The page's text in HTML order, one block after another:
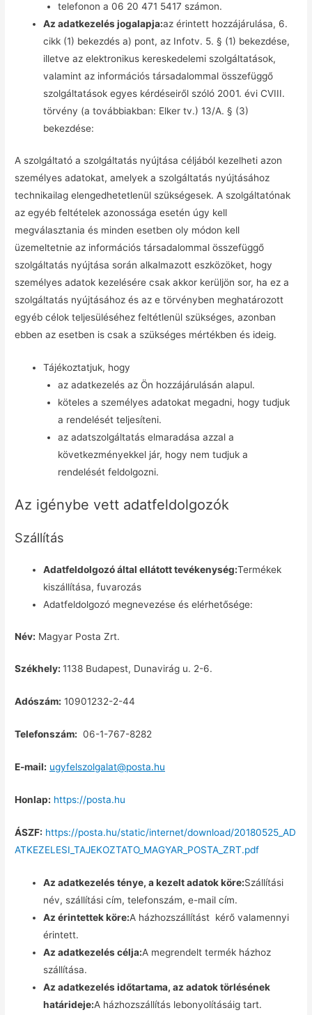
telefonon a 06 20 471 5417 számon.
Az adatkezelés jogalapja:az érintett hozzájárulása, 6.
cikk (1) bekezdés a) pont, az Infotv. 5. § (1) bekezdése,
illetve az elektronikus kereskedelemi szolgáltatások,
valamint az információs társadalommal összefüggő
szolgáltatások egyes kérdéseiről szóló 2001. évi CVIII.
törvény (a továbbiakban: Elker tv.) 13/A. § (3)
bekezdése:
A szolgáltató a szolgáltatás nyújtása céljából kezelheti azon
személyes adatokat, amelyek a szolgáltatás nyújtásához
technikailag elengedhetetlenül szükségesek. A szolgáltatónak
az egyéb feltételek azonossága esetén úgy kell
megválasztania és minden esetben oly módon kell
üzemeltetnie az információs társadalommal összefüggő
szolgáltatás nyújtása során alkalmazott eszközöket, hogy
személyes adatok kezelésére csak akkor kerüljön sor, ha ez a
szolgáltatás nyújtásához és az e törvényben meghatározott
egyéb célok teljesüléséhez feltétlenül szükséges, azonban
ebben az esetben is csak a szükséges mértékben és ideig.
Tájékoztatjuk, hogy
az adatkezelés az Ön hozzájárulásán alapul.
köteles a személyes adatokat megadni, hogy tudjuk
a rendelését teljesíteni.
az adatszolgáltatás elmaradása azzal a
következményekkel jár, hogy nem tudjuk a
rendelését feldolgozni.
Az igénybe vett adatfeldolgozók
Szállítás
Adatfeldolgozó által ellátott tevékenység:Termékek
kiszállítása, fuvarozás
Adatfeldolgozó megnevezése és elérhetősége:
Név: Magyar Posta Zrt.
Székhely:1138 Budapest, Dunavirág u. 2-6.
Adószám: 10901232-2-44
Telefonszám: 06-1-767-8282
E-mail: ugyfelszolgalat@posta.hu
Honlap: https://posta.hu
ÁSZF: https://posta.hu/static/internet/download/20180525_AD
ATKEZELESI_TAJEKOZTATO_MAGYAR_POSTA_ZRT.pdf
Az adatkezelés ténye, a kezelt adatok köre:Szállítási
név, szállítási cím, telefonszám, e-mail cím.
Az érintettek köre:A házhozszállítást kérő valamennyi
érintett.
Az adatkezelés célja:A megrendelt termék házhoz
szállítása.
Az adatkezelés időtartama, az adatok törlésének
határideje:A házhozszállítás lebonyolításáig tart.